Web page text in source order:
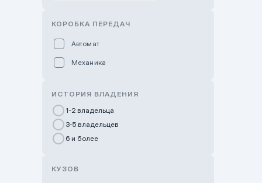
GWM Nurly Zhol
Chery Astana
КОРОБКА ПЕРЕДАЧ
Автомат
Механика
ИСТОРИЯ ВЛАДЕНИЯ
1-2 владельца
3-5 владельцев
6 и более
КУЗОВ